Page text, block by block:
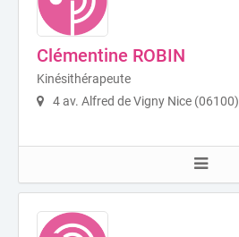
Clémentine ROBIN
Kinésithérapeute
4 av. Alfred de Vigny Nice (06100)